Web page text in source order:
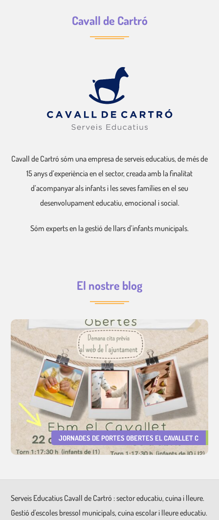
Cavall de Cartró
Cavall de Cartró sóm una empresa de serveis educatius, de més de
15 anys d’experiència en el sector, creada amb la finalitat
d’acompanyar als infants i les seves famílies en el seu
desenvolupament educatiu, emocional i social.
Sóm experts en la gestió de llars d’infants municipals.
El nostre blog
JORNADES DE PORTES OBERTES EL CAVALLET C
Serveis Educatius Cavall de Cartró : sector educatiu, cuina i lleure.
Gestió d'escoles bressol municipals, cuina escolar i lleure educatiu.